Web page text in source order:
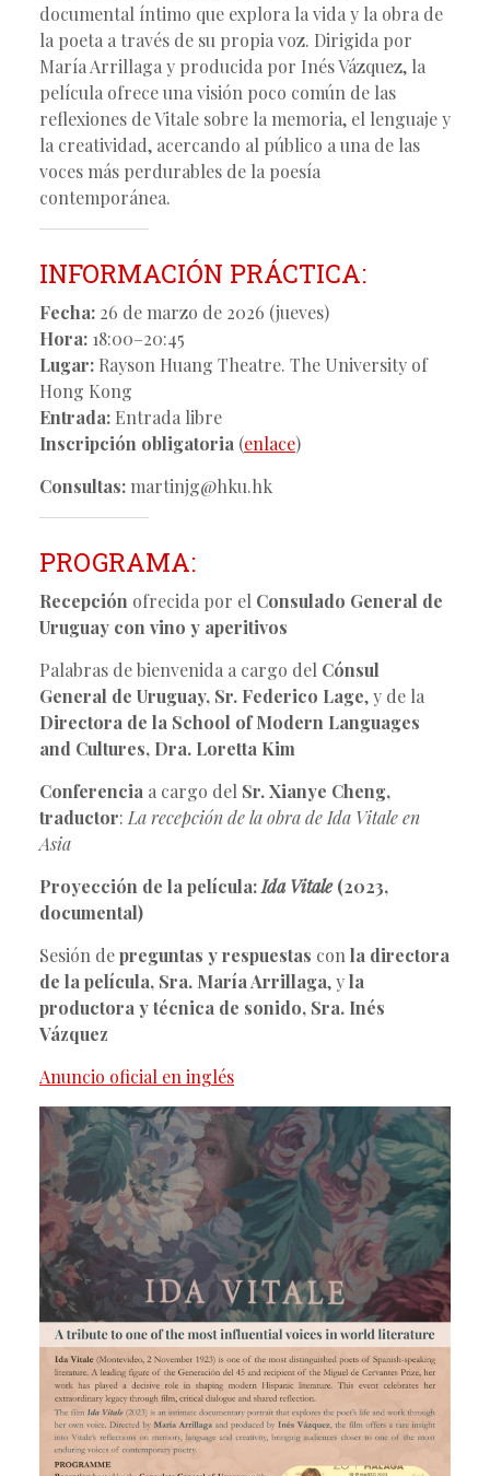
documental íntimo que explora la vida y la obra de
la poeta a través de su propia voz. Dirigida por
María Arrillaga y producida por Inés Vázquez, la
película ofrece una visión poco común de las
reflexiones de Vitale sobre la memoria, el lenguaje y
la creatividad, acercando al público a una de las
voces más perdurables de la poesía
contemporánea.
INFORMACIÓN PRÁCTICA:
Fecha: 26 de marzo de 2026 (jueves)
Hora: 18:00–20:45
Lugar: Rayson Huang Theatre. The University of
Hong Kong
Entrada: Entrada libre
Inscripción obligatoria (enlace)
Consultas: martinjg@hku.hk
PROGRAMA:
Recepción ofrecida por el Consulado General de
Uruguay con vino y aperitivos
Palabras de bienvenida a cargo del Cónsul
General de Uruguay, Sr. Federico Lage, y de la
Directora de la School of Modern Languages
and Cultures, Dra. Loretta Kim
Conferencia a cargo del Sr. Xianye Cheng,
traductor: La recepción de la obra de Ida Vitale en
Asia
Proyección de la película: Ida Vitale(2023,
documental)
Sesión depreguntas y respuestas con la directora
de la película, Sra. María Arrillaga, yla
productora y técnica de sonido, Sra. Inés
Vázquez
Anuncio oficial en inglés